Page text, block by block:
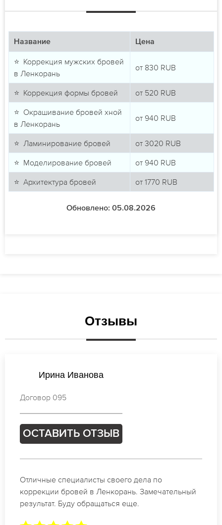
Название Цена
⭐ Коррекция мужских бровей
в Ленкорань
от 830 RUB
⭐ Коррекция формы бровей от 520 RUB
⭐ Окрашивание бровей хной
в Ленкорань
от 940 RUB
⭐ Ламинирование бровей от 3020 RUB
⭐ Моделирование бровей от 940 RUB
⭐ Архитектура бровей от 1770 RUB
Обновлено: 05.08.2026
Отзывы
Екатерина Смирнова
Договор 021
ОСТАВИТЬ ОТЗЫВ
Спасибо огромное. Заказывала татуаж на свадьбу
в Ленкорань. За 2 часа все было сделано.